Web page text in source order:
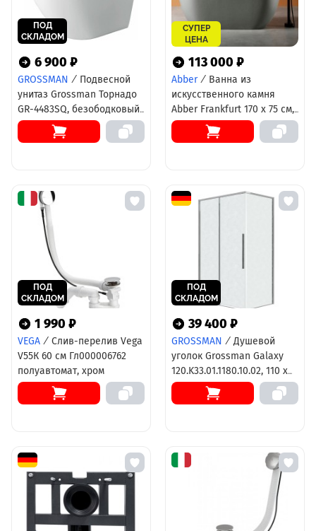
ПОД
СКЛАДОМ
6 900 ₽
GROSSMAN / Подвесной
унитаз Grossman Торнадо
GR-4483SQ, безободковый,
крышка-сиденье
микролифт, белый
СУПЕР
ЦЕНА
113 000 ₽
Abber / Ванна из
искусственного камня
Abber Frankfurt 170 х 75 см,
светло - серая матовая,
AM9941MLG
ПОД
СКЛАДОМ
1 990 ₽
VEGA / Слив-перелив Vega
V55К 60 см Гл000006762
полуавтомат, хром
ПОД
СКЛАДОМ
39 400 ₽
GROSSMAN /Душевой
уголок Grossman Galaxy
120.K33.01.1180.10.02, 110 х
80 см, стекло шиншилла,
профиль хром